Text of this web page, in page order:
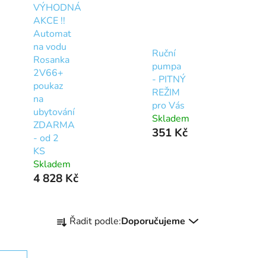
VÝHODNÁ
AKCE !!
Automat
na vodu
Rosanka
2V66+
poukaz
na
ubytování
ZDARMA
- od 2
KS
Skladem
4 828 Kč
Ruční
pumpa
- PITNÝ
REŽIM
pro Vás
Skladem
351 Kč
a Řadit podle:Doporučujeme